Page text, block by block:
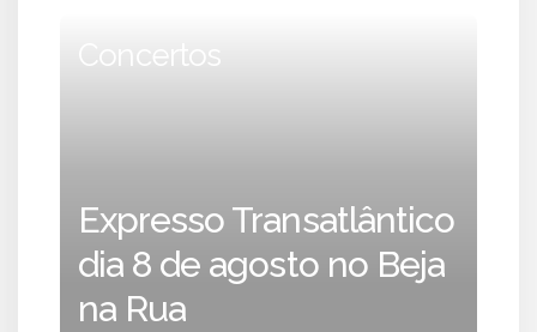
Concertos
Expresso Transatlântico
dia 8 de agosto no Beja
na Rua